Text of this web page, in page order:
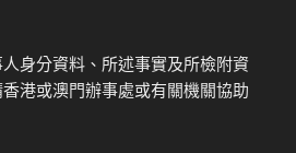
身分資料、所述事實及所檢附資
港或澳門辦事處或有關機關協助